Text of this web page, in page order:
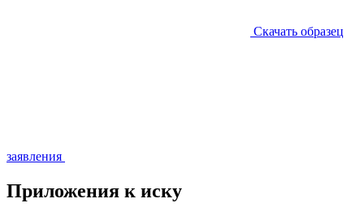
Скачать образец
заявления
Приложения к иску